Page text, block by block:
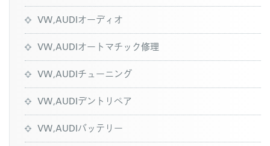
VW,AUDIオーディオ
VW,AUDIオートマチック修理
VW,AUDIチューニング
VW,AUDIデントリペア
VW,AUDIバッテリー